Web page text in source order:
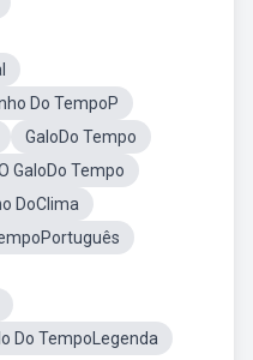
Do TempoP
GaloDo Tempo
GaloDo Tempo
DoClima
Do TempoLegenda